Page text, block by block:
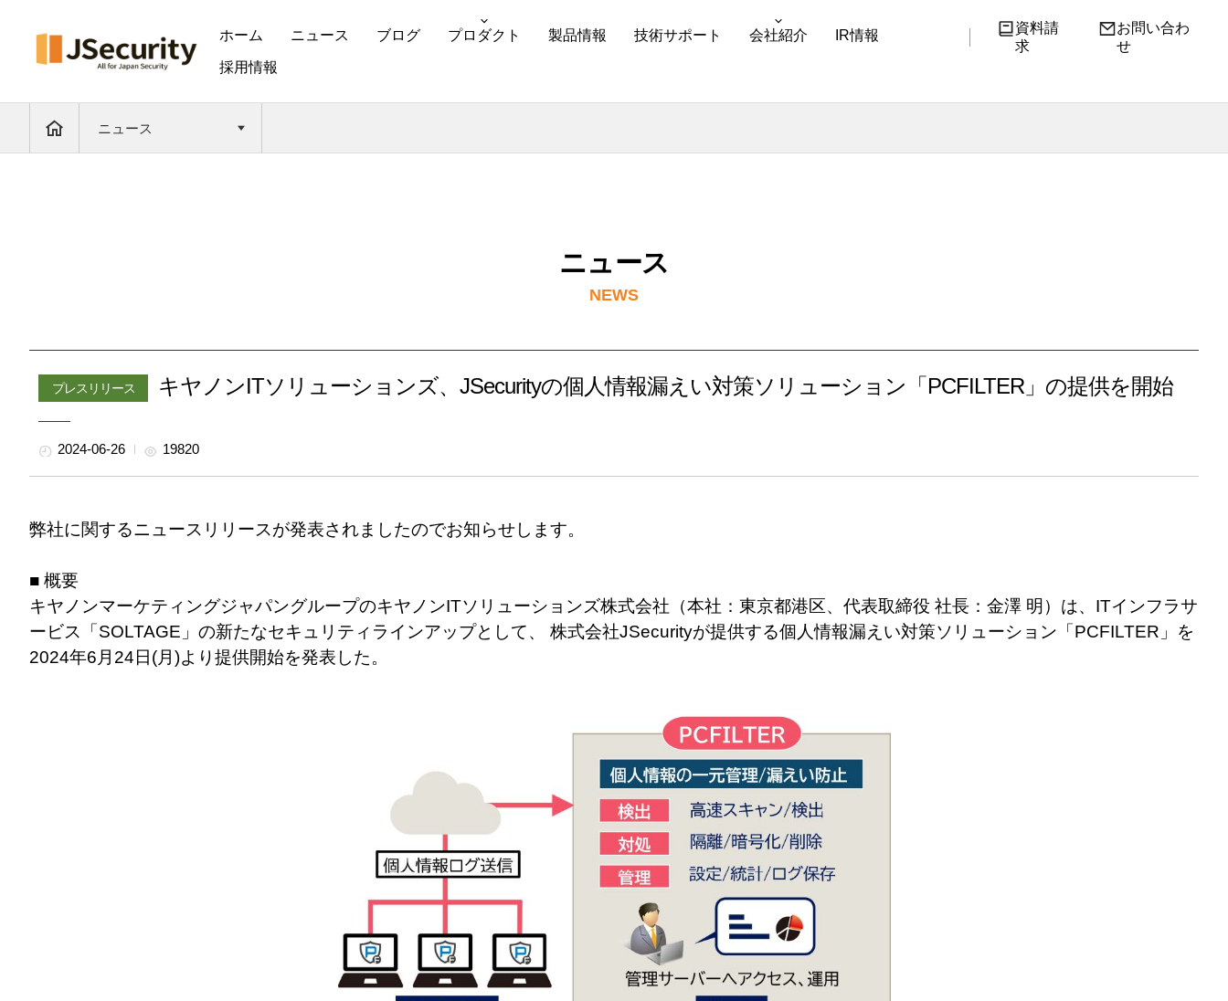
ホーム ニュース ブログ プロダクト 製品情報 技術サポート 会社紹介 IR情報
採用情報
資料請
求
お問い合わ
せ
ニュース
ニュース
NEWS
プレスリリース キヤノンITソリューションズ、JSecurityの個人情報漏えい対策ソリューション「PCFILTER」の提供を開始
2024-06-26 19820
弊社に関するニュースリリースが発表されましたのでお知らせします。
■ 概要
キヤノンマーケティングジャパングループのキヤノンITソリューションズ株式会社（本社：東京都港区、代表取締役 社長：金澤 明）は、ITインフラサ
ービス「SOLTAGE」の新たなセキュリティラインアップとして、 株式会社JSecurityが提供する個人情報漏えい対策ソリューション「PCFILTER」を
2024年6月24日(月)より提供開始を発表した。